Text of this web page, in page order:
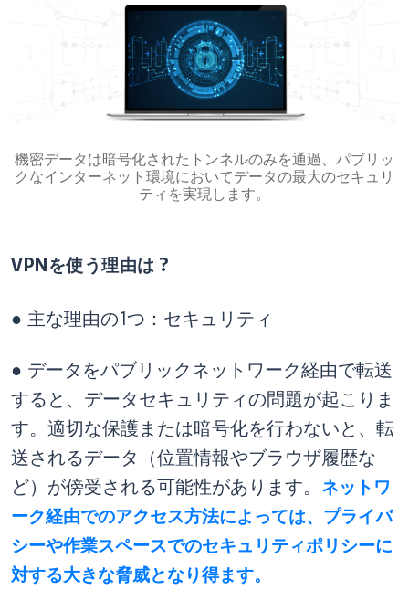
機密データは暗号化されたトンネルのみを通過、パブリッ
クなインターネット環境においてデータの最大のセキュリ
ティを実現します。
VPNを使う理由は ?
● 主な理由の1つ：セキュリティ
● データをパブリックネットワーク経由で転送
すると、データセキュリティの問題が起こりま
す。適切な保護または暗号化を行わないと、転
送されるデータ（位置情報やブラウザ履歴な
ど）が傍受される可能性があります。 ネットワ
ーク経由でのアクセス方法によっては、プライバ
シーや作業スペースでのセキュリティポリシーに
対する大きな脅威となり得ます。